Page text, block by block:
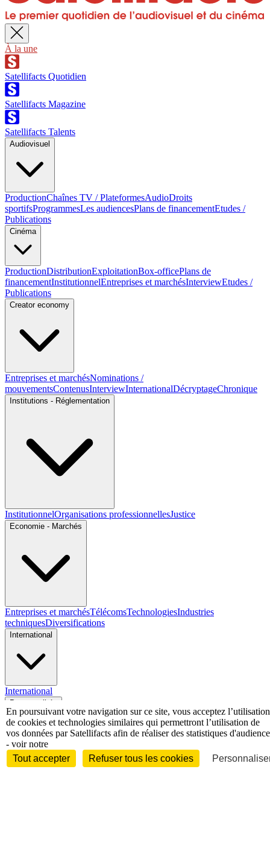
À la une
Satellifacts Quotidien
Satellifacts Magazine
Satellifacts Talents
Audiovisuel
ProductionChaînes TV / PlateformesAudioDroits
sportifsProgrammesLes audiencesPlans de financementEtudes /
Publications
Cinéma
ProductionDistributionExploitationBox-officePlans de
financementInstitutionnelEntreprises et marchésInterviewEtudes /
Publications
Creator economy
Entreprises et marchésNominations /
mouvementsContenusInterviewInternationalDécryptageChronique
Institutions - Réglementation
InstitutionnelOrganisations professionnellesJustice
Economie - Marchés
Entreprises et marchésTélécomsTechnologiesIndustries
techniquesDiversifications
International
International
Personnalités
InterviewBiographies Nominations /
En poursuivant votre navigation sur ce site, vous acceptez l’utilisation
de cookies et technologies similaires qui permettront l’utilisation de
vos données par Satellifacts afin de réaliser des statistiques d'audience
- voir notre
Tout accepter
Refuser tous les cookies